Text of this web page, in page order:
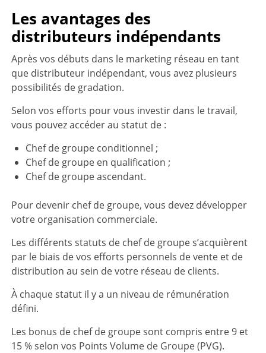
Les avantages des
distributeurs indépendants
Après vos débuts dans le marketing réseau en tant
que distributeur indépendant, vous avez plusieurs
possibilités de gradation.
Selon vos efforts pour vous investir dans le travail,
vous pouvez accéder au statut de :
Chef de groupe conditionnel ;
Chef de groupe en qualification ;
Chef de groupe ascendant.
Pour devenir chef de groupe, vous devez développer
votre organisation commerciale.
Les différents statuts de chef de groupe s’acquièrent
par le biais de vos efforts personnels de vente et de
distribution au sein de votre réseau de clients.
À chaque statut il y a un niveau de rémunération
défini.
Les bonus de chef de groupe sont compris entre 9 et
15 % selon vos Points Volume de Groupe (PVG).